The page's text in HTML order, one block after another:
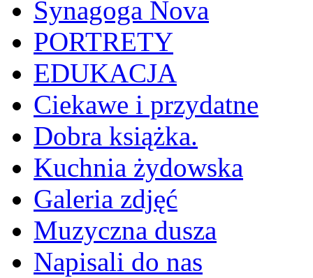
Synagoga Nova
PORTRETY
EDUKACJA
Ciekawe i przydatne
Dobra książka.
Kuchnia żydowska
Galeria zdjęć
Muzyczna dusza
Napisali do nas